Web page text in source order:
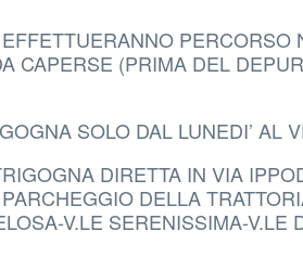
PERCORSO
CAPERSE (PRIMA DEL
SOLO DAL LUNEDI’ AL
DIRETTA IN VIA
DELLA
V.LE SERENISSIMA-V.LE